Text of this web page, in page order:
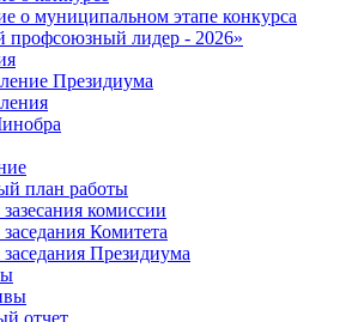
о муниципальном этапе конкурса
профсоюзный лидер - 2026»
Президиума
план работы
комиссии
Комитета
Президиума
отчет